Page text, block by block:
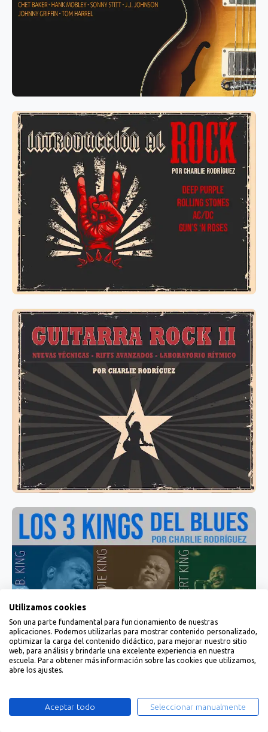
Utilizamos cookies
Son una parte fundamental para funcionamiento de nuestras
aplicaciones. Podemos utilizarlas para mostrar contenido personalizado,
optimizar la carga del contenido didáctico, para mejorar nuestro sitio
web, para análisis y brindarle una excelente experiencia en nuestra
escuela. Para obtener más información sobre las cookies que utilizamos,
abre los ajustes.
Aceptar todo Seleccionar manualmente